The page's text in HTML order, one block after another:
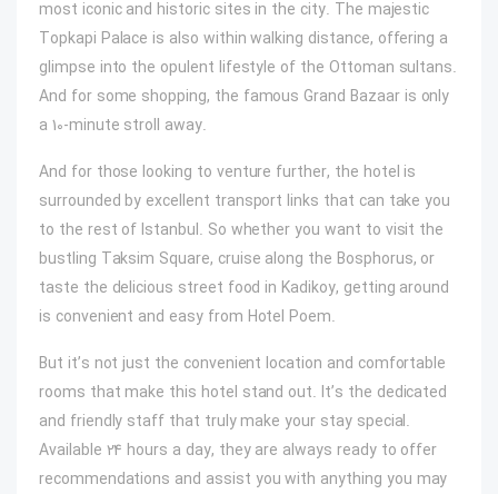
most iconic and historic sites in the city. The majestic
Topkapi Palace is also within walking distance, offering a
glimpse into the opulent lifestyle of the Ottoman sultans.
And for some shopping, the famous Grand Bazaar is only
a 10-minute stroll away.
And for those looking to venture further, the hotel is
surrounded by excellent transport links that can take you
to the rest of Istanbul. So whether you want to visit the
bustling Taksim Square, cruise along the Bosphorus, or
taste the delicious street food in Kadikoy, getting around
is convenient and easy from Hotel Poem.
But it’s not just the convenient location and comfortable
rooms that make this hotel stand out. It’s the dedicated
and friendly staff that truly make your stay special.
Available 24 hours a day, they are always ready to offer
recommendations and assist you with anything you may